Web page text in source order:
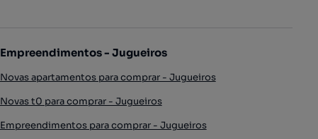
Empreendimentos - Jugueiros
Novas apartamentos para comprar - Jugueiros
Novas t0 para comprar - Jugueiros
Empreendimentos para comprar - Jugueiros